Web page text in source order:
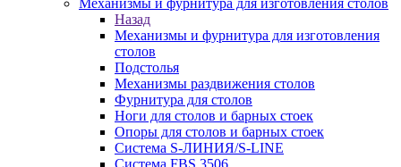
Механизмы и фурнитура для изготовления столов
Назад
Механизмы и фурнитура для изготовления
столов
Подстолья
Механизмы раздвижения столов
Фурнитура для столов
Ноги для столов и барных стоек
Опоры для столов и барных стоек
Система S-ЛИНИЯ/S-LINE
Система FBS 3506